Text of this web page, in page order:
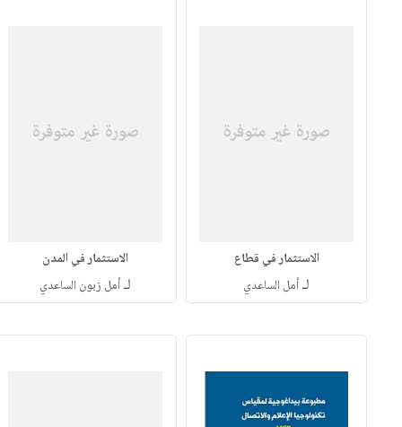
الاستثمار في قطاع
لـأمل الساعدي
الاستثمار في المدن
لـأمل زبون الساعدي